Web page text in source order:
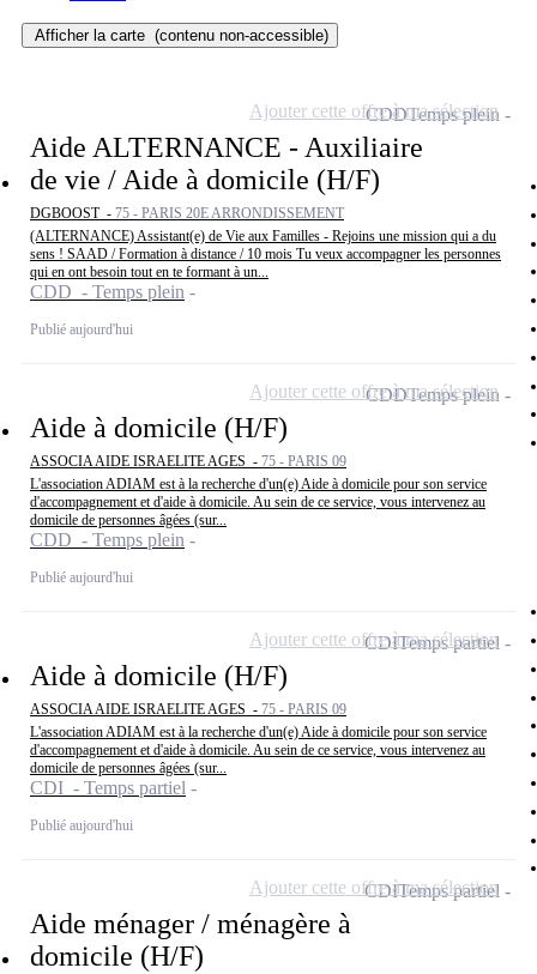
Afficher la carte (contenu non-accessible)
Aide ALTERNANCE - Auxiliaire
de vie / Aide à domicile (H/F)
DGBOOST - 75 - PARIS 20E ARRONDISSEMENT
(ALTERNANCE) Assistant(e) de Vie aux Familles - Rejoins une mission qui a du
sens ! SAAD / Formation à distance / 10 mois Tu veux accompagner les personnes
qui en ont besoin tout en te formant à un...
CDD - Temps plein
Publié aujourd'hui
CDDTemps plein
Ajouter cette offre à ma sélection
Aide à domicile (H/F)
ASSOCIA AIDE ISRAELITE AGES - 75 - PARIS 09
L'association ADIAM est à la recherche d'un(e) Aide à domicile pour son service
d'accompagnement et d'aide à domicile. Au sein de ce service, vous intervenez au
domicile de personnes âgées (sur...
CDD - Temps plein
Publié aujourd'hui
CDDTemps plein
Ajouter cette offre à ma sélection
Aide à domicile (H/F)
ASSOCIA AIDE ISRAELITE AGES - 75 - PARIS 09
L'association ADIAM est à la recherche d'un(e) Aide à domicile pour son service
d'accompagnement et d'aide à domicile. Au sein de ce service, vous intervenez au
domicile de personnes âgées (sur...
CDI - Temps partiel
Publié aujourd'hui
CDITemps partiel
Ajouter cette offre à ma sélection
Aide ménager / ménagère à
domicile (H/F)
CDITemps partiel
Ajouter cette offre à ma sélection